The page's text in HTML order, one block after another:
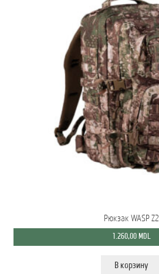
Рюкзак WASP Z2
1.260,00 MDL
В корзину